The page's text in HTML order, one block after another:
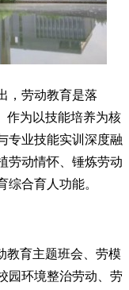
，劳动教育是落
作为以技能培养为核
专业技能实训深度融
劳动情怀、锤炼劳动
合育人功能。
教育主题班会、劳模
园环境整治劳动、劳